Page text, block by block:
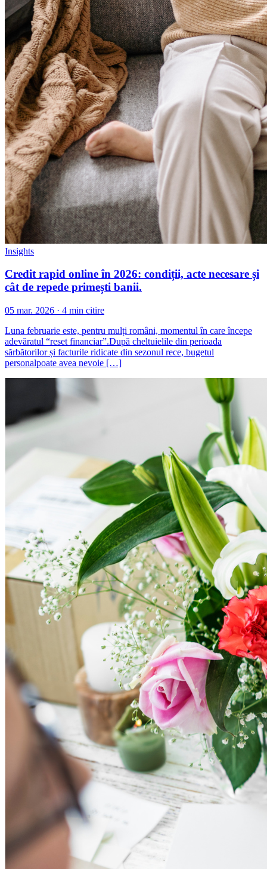
Insights
Credit rapid online în 2026: condiții, acte necesare și
cât de repede primești banii.
05 mar. 2026 · 4 min citire
Luna februarie este, pentru mulți români, momentul în care începe
adevăratul “reset financiar”.După cheltuielile din perioada
sărbătorilor și facturile ridicate din sezonul rece, bugetul
personalpoate avea nevoie […]